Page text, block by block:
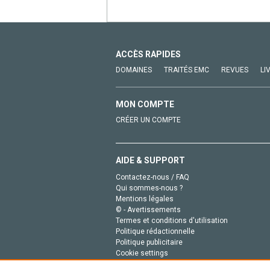
ACCÈS RAPIDES
DOMAINES TRAITÉS EMC REVUES
MON COMPTE
CRÉER UN COMPTE
AIDE & SUPPORT
Contactez-nous / FAQ
Qui sommes-nous ?
Mentions légales
© - Avertissements
Termes et conditions d'utilisation
Politique rédactionnelle
Politique publicitaire
Cookie settings